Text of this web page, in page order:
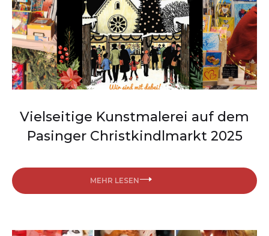
Vielseitige Kunstmalerei auf dem
Pasinger Christkindlmarkt 2025
MEHR LESEN